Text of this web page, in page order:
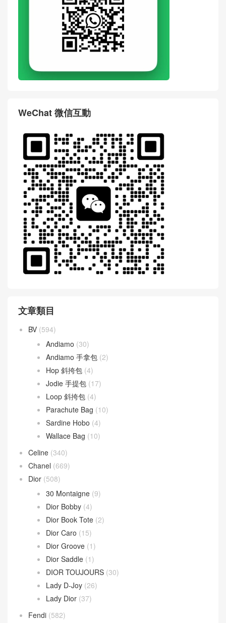
WeChat 微信互動
文章類目
BV (594)
Andiamo (30)
Andiamo 手拿包 (2)
Hop 斜挎包 (4)
Jodie 手提包 (17)
Loop 斜挎包 (4)
Parachute Bag (10)
Sardine Hobo (4)
Wallace Bag (10)
Celine (340)
Chanel (669)
Dior (508)
30 Montaigne (9)
Dior Bobby (4)
Dior Book Tote (2)
Dior Caro (15)
Dior Groove (1)
Dior Saddle (1)
DIOR TOUJOURS (30)
Lady D-Joy (26)
Lady Dior (37)
Fendi (582)